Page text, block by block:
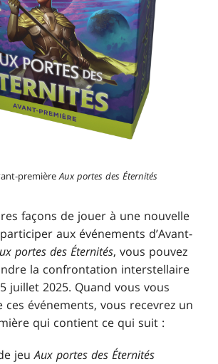
premièreAux portes des Éternités
façons de jouer à une nouvelle
aux événements d’Avant-
portes des Éternités, vous pouvez
la confrontation interstellaire
juillet 2025. Quand vous vous
ces événements, vous recevrez un
qui contient ce qui suit :
jeuAux portes des Éternités